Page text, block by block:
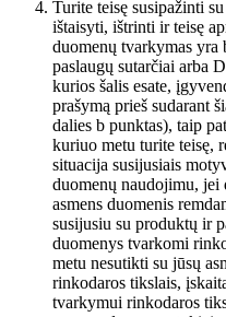
Turite teisę susipažinti
ištaisyti, ištrinti ir teisę
duomenų tvarkymas
paslaugų sutarčiai arba
kurios šalis esate,
prašymą prieš sudarant
dalies b punktas), taip
kuriuo metu turite teisę,
situacija susijusiais
duomenų naudojimu, jei
asmens duomenis
susijusiu su produktų ir
duomenys tvarkomi
metu nesutikti su jūsų
rinkodaros tikslais,
tvarkymui rinkodaros